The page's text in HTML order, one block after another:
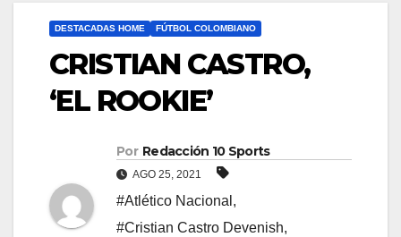
DESTACADAS HOME FÚTBOL COLOMBIANO
CRISTIAN CASTRO,
‘EL ROOKIE’
Por Redacción 10 Sports
AGO 25, 2021
#Atlético Nacional ,
#Cristian Castro Devenish,